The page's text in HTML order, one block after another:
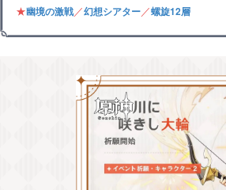
★幽境の激戦／幻想シアター／螺旋12層